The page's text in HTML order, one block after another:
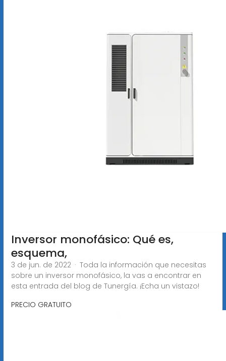
Inversor monofásico: Qué es,
esquema,
3 de jun. de 2022 · Toda la información que necesitas
sobre un inversor monofásico, la vas a encontrar en
esta entrada del blog de Tunergía. ¡Echa un vistazo!
PRECIO GRATUITO